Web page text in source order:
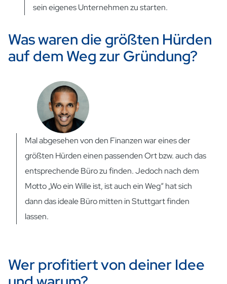
sein eigenes Unternehmen zu starten.
Was waren die größten Hürden
auf dem Weg zur Gründung?
Mal abgesehen von den Finanzen war eines der
größten Hürden einen passenden Ort bzw. auch das
entsprechende Büro zu finden. Jedoch nach dem
Motto „Wo ein Wille ist, ist auch ein Weg“ hat sich
dann das ideale Büro mitten in Stuttgart finden
lassen.
Wer profitiert von deiner Idee